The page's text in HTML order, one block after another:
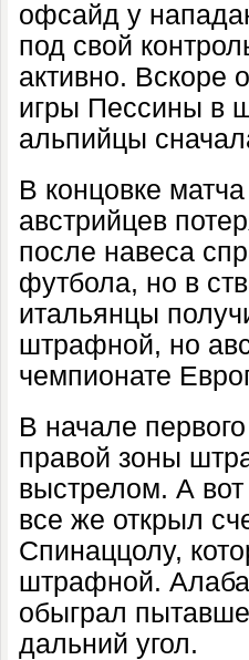
офсайд у
под свой
активно. Вскоре
игры Пессины в
альпийцы
В концовке
австрийцев
после навеса
футбола, но в
итальянцы
штрафной, но
чемпионате
В начале
правой зоны
выстрелом. А
все же открыл
Спинаццолу,
штрафной. Алаба
обыграл
дальний угол.